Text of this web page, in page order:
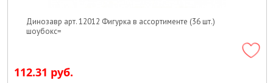
Динозавр арт. 12012 Фигурка в ассортименте (36 шт.)
шоубокс=
112.31 руб.